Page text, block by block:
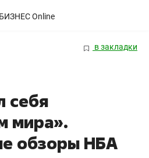
в закладки
себя
мира».
обзоры НБА